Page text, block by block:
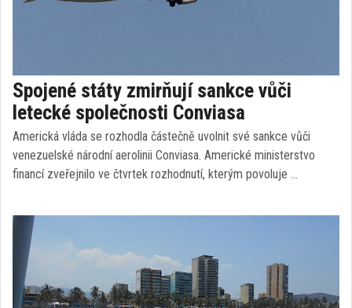
Spojené státy zmirňují sankce vůči
letecké společnosti Conviasa
Americká vláda se rozhodla částečně uvolnit své sankce vůči
venezuelské národní aerolinii Conviasa. Americké ministerstvo
financí zveřejnilo ve čtvrtek rozhodnutí, kterým povoluje …